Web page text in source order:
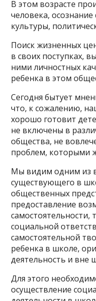
В этом возрасте
человека,
культуры,
Поиск жизненных
в своих поступках,
ними личностных
ребенка в этом
Сегодня бытует
что, к сожалению,
хорошо готовит
не включены в
общества, не
проблем, которыми
Мы видим одним из
существующего в
общественных
предоставление
социальной
самостоятельной
ребенка в школе,
деятельность и вне
Для этого
осуществление